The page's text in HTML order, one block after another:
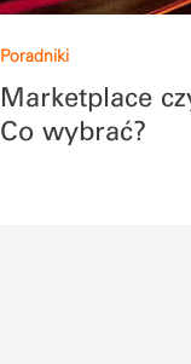
Poradniki
Marketplace
Co wybrać?